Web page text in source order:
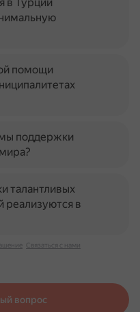
помощи
поддержки
талантливых
реализуются в
Связаться с нами
вопрос